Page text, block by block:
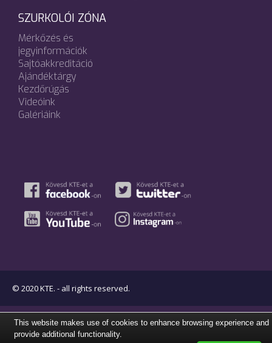
SZURKOLÓI ZÓNA
Mérkőzés és
jegyinformációk
Sajtóakkreditáció
Ajándéktárgy
Kezdőrúgás
Videóink
Galériáink
© 2020 KTE. - all rights reserved.
This website makes use of cookies to enhance browsing experience and
provide additional functionality.